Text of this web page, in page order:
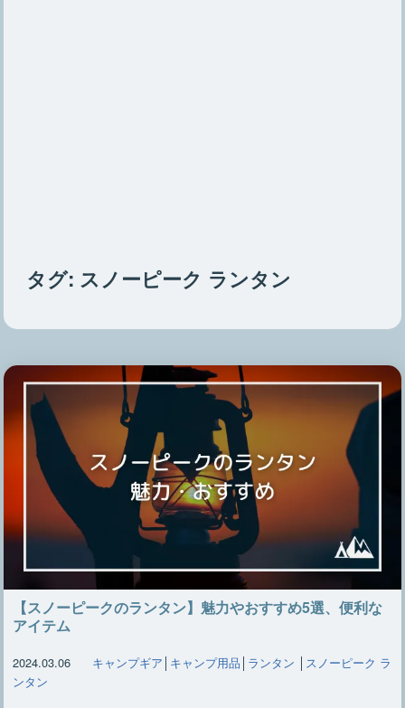
タグ: スノーピーク ランタン
【スノーピークのランタン】魅力やおすすめ5選、便利な
アイテム
2024.03.06 キャンプギア │ キャンプ用品 │ ランタン │ スノーピーク ラ
ンタン